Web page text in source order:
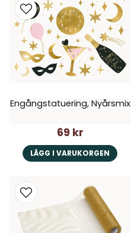
Engångstatuering, Nyårsmix
69 kr
LÄGG I VARUKORGEN